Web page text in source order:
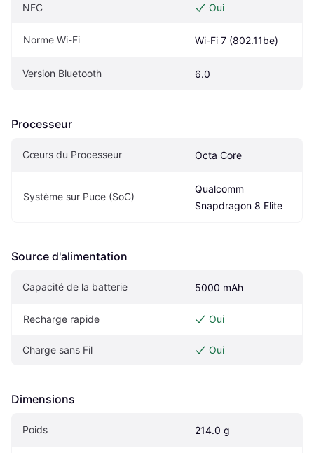
NFC Oui
Norme Wi-Fi Wi-Fi 7 (802.11be)
Version Bluetooth 6.0
Processeur
Cœurs du Processeur Octa Core
Système sur Puce (SoC)
Qualcomm
Snapdragon 8 Elite
Source d'alimentation
Capacité de la batterie 5000 mAh
Recharge rapide Oui
Charge sans Fil Oui
Dimensions
Poids 214.0 g